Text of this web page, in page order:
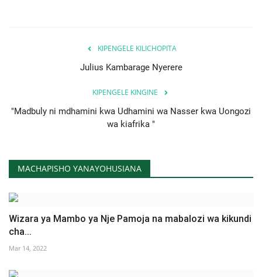
KIPENGELE KILICHOPITA
Julius Kambarage Nyerere
KIPENGELE KINGINE
"Madbuly ni mdhamini kwa Udhamini wa Nasser kwa Uongozi
wa kiafrika "
MACHAPISHO YANAYOHUSIANA
Wizara ya Mambo ya Nje Pamoja na mabalozi wa kikundi
cha...
Mar 14, 2022